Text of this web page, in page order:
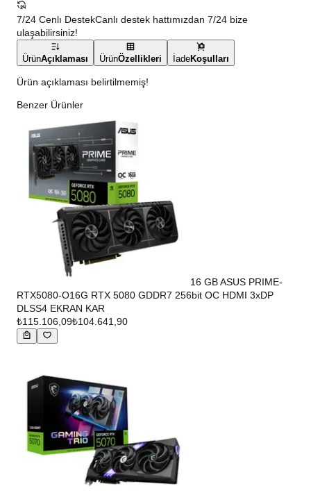
7/24 Cenlı DestekCanlı destek hattımızdan 7/24 bize
ulaşabilirsiniz!
ÜrünAçıklaması ÜrünÖzellikleri İadeKoşulları
Ürün açıklaması belirtilmemiş!
Benzer Ürünler
16 GB ASUS PRIME-
RTX5080-O16G RTX 5080 GDDR7 256bit OC HDMI 3xDP
DLSS4 EKRAN KAR
₺115.106,09₺104.641,90